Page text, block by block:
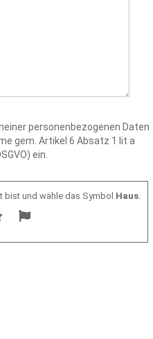
personenbezogenen Daten
gem. Artikel 6 Absatz 1 lit a
ein.
bist und wähle das Symbol Haus